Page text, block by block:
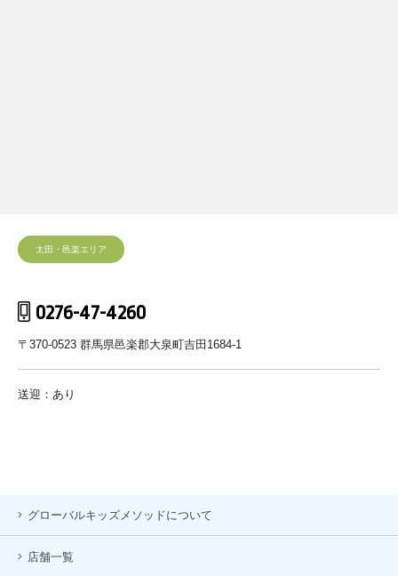
太田・邑楽エリア
0276-47-4260
〒370-0523 群馬県邑楽郡大泉町吉田1684-1
送迎：あり
グローバルキッズメソッドについて
店舗一覧